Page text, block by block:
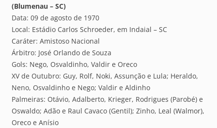
(Blumenau – SC)
Data: 09 de agosto de 1970
Local: Estádio Carlos Schroeder, em Indaial – SC
Caráter: Amistoso Nacional
Árbitro: José Orlando de Souza
Gols: Nego, Osvaldinho, Valdir e Oreco
XV de Outubro: Guy, Rolf, Noki, Assunção e Lula; Heraldo,
Neno, Osvaldinho e Nego; Valdir e Aldinho
Palmeiras: Otávio, Adalberto, Krieger, Rodrigues (Parobé) e
Oswaldo; Adão e Raul Cavaco (Gentil); Zinho, Leal (Walmor),
Oreco e Anísio